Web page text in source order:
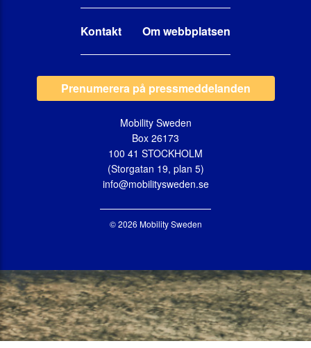
Kontakt Om webbplatsen
Prenumerera på pressmeddelanden
Mobility Sweden
Box 26173
100 41 STOCKHOLM
(Storgatan 19, plan 5)
info@mobilitysweden.se
© 2026 Mobility Sweden